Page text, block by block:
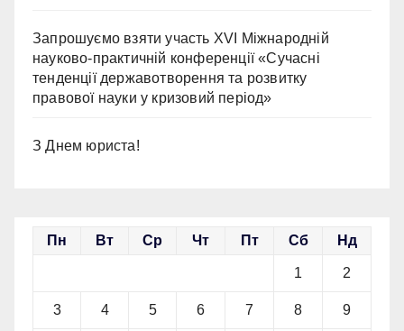
Запрошуємо взяти участь ХVІ Міжнародній
науково-практичній конференції «Сучасні
тенденції державотворення та розвитку
правової науки у кризовий період»
З Днем юриста!
Пн Вт Ср Чт Пт Сб Нд
1 2
3 4 5 6 7 8 9